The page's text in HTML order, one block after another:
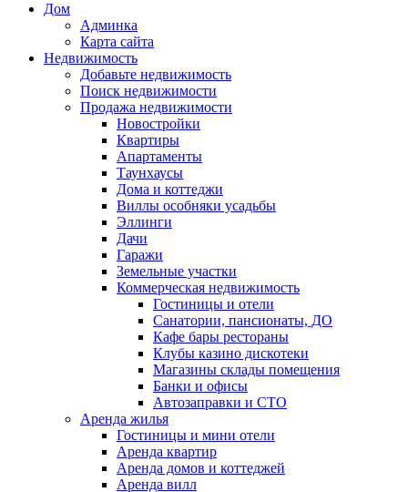
Дом
Админка
Карта сайта
Недвижимость
Добавьте недвижимость
Поиск недвижимости
Продажа недвижимости
Новостройки
Квартиры
Апартаменты
Таунхаусы
Дома и коттеджи
Виллы особняки усадьбы
Эллинги
Дачи
Гаражи
Земельные участки
Коммерческая недвижимость
Гостиницы и отели
Санатории, пансионаты, ДО
Кафе бары рестораны
Клубы казино дискотеки
Магазины склады помещения
Банки и офисы
Автозаправки и СТО
Аренда жилья
Гостиницы и мини отели
Аренда квартир
Аренда домов и коттеджей
Аренда вилл